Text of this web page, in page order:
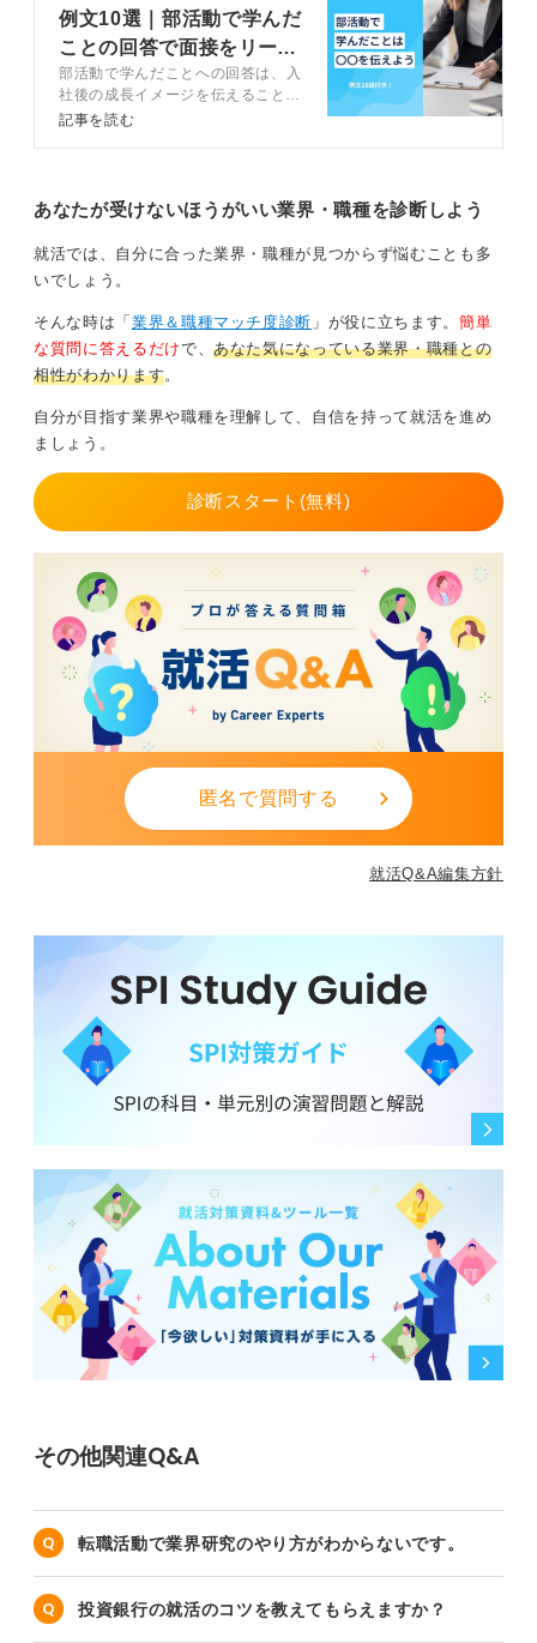
今後、できれば意識的に行動してほしいのは、体力とチ
ームワーク力(コミュニケーション能力)については部活
を引退した後も継続して維持管理に努めていくことで
す。
これらをPRできるような経験や取り組みをし、社会人に
ラグビーというスポーツをそのまま継続していく必要は
自分の意識や富が向きやすいジャンルにシフトしても良
いです。
せっかく体力とチームワークという下地を学生のうちに
作れたのだから、それを社会人になっても持ち続けてほ
しいと願っています。
1
例文10選｜部活動で学んだ
ことの回答で面接をリード
するコツ
部活動で学んだことへの回答は、入
社後の成長イメージを伝えることが
重要です。部活動で学んだことを伝
を伝えるカギにしてください。
記事を読む
あなたが受けないほうがいい業界・職種を診断しよう
就活では、自分に合った業界・職種が見つからず悩むことも多
いでしょう。
そんな時は「 業界＆職種マッチ度診断 」が役に立ちます。 簡単
な質問に答えるだけで、あなた気になっている業界・職種との
相性がわかります。
自分が目指す業界や職種を理解して、自信を持って就活を進め
ましょう。
診断スタート(無料)
匿名で質問する
就活Q&A編集方針
その他関連Q&A
転職活動で業界研究のやり方がわからないです。
投資銀行の就活のコツを教えてもらえますか？